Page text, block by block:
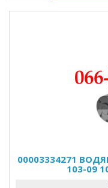
00003334271
103-09